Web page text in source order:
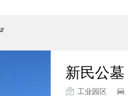
新民公墓
工业园区